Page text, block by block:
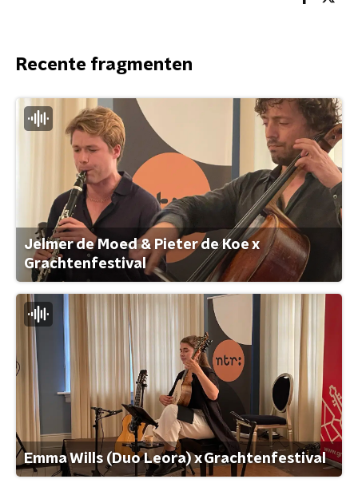
Recente fragmenten
Jelmer de Moed & Pieter de Koe x
Grachtenfestival
Emma Wills (Duo Leora) x Grachtenfestival